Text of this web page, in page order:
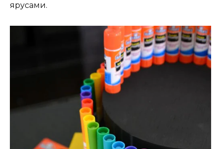
ярусами.